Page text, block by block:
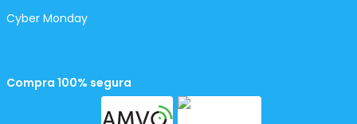
Cyber Monday
Compra 100% segura